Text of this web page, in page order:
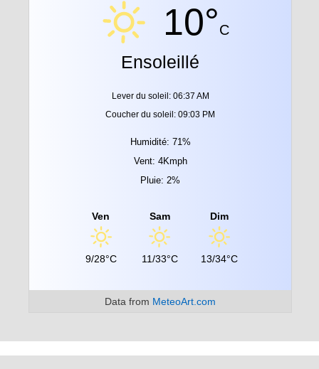
10°C
Ensoleillé
Lever du soleil: 06:37 AM
Coucher du soleil: 09:03 PM
Humidité: 71%
Vent: 4Kmph
Pluie: 2%
Ven
9/28°C
Sam
11/33°C
Dim
13/34°C
Data from MeteoArt.com